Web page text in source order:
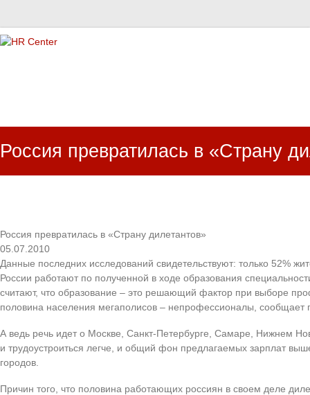
Россия превратилась в «Страну
Россия превратилась в «Страну дилетантов»
05.07.2010
Данные последних исследований свидетельствуют: только 52%
России работают по полученной в ходе образования
считают, что образование – это решающий фактор при выборе
половина населения мегаполисов – непрофессионалы, сообщает
А ведь речь идет о Москве, Санкт-Петербурге, Самаре, Нижнем
и трудоустроиться легче, и общий фон предлагаемых зарплат
городов.
Причин того, что половина работающих россиян в своем деле